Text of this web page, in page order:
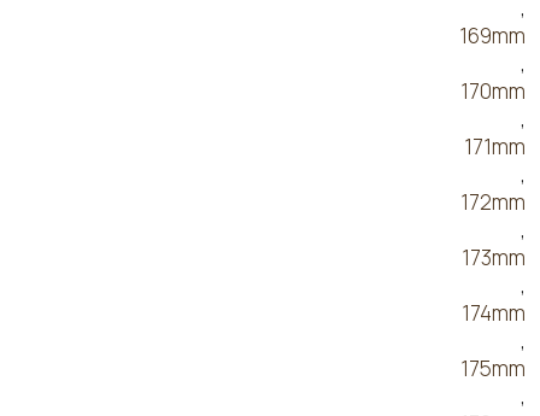
,
169mm
,
170mm
,
171mm
,
172mm
,
173mm
,
174mm
,
175mm
,